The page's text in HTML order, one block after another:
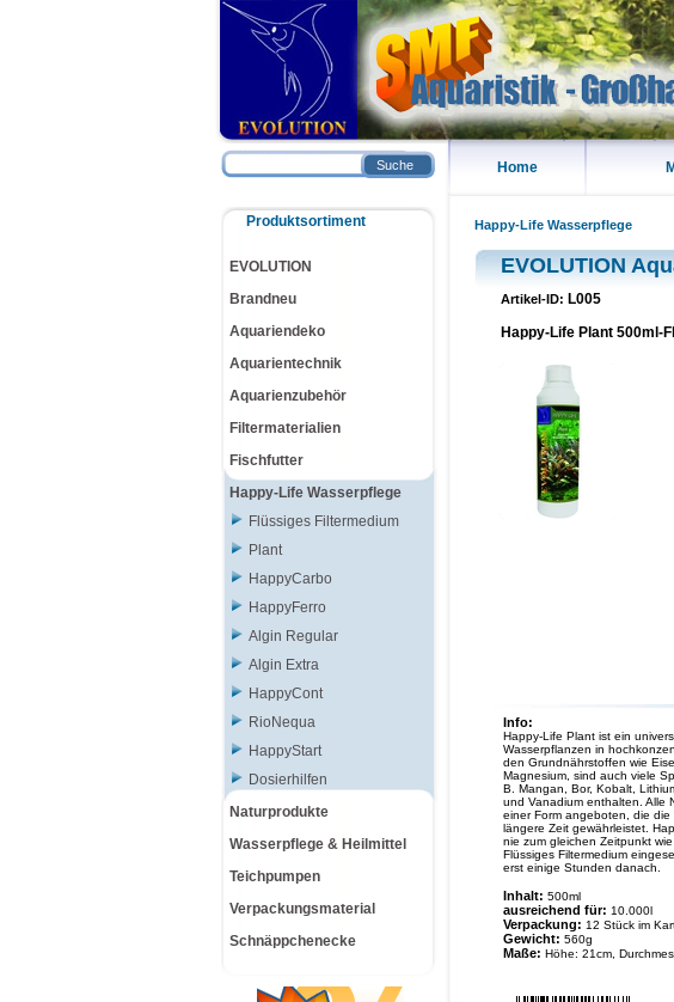
Home
Happy-Life Wasserpflege
EVOLUTION
Artikel-ID: L005
Happy-Life Plant 500ml-
Info:
Happy-Life Plant ist ein
Wasserpflanzen in
den Grundnährstoffen wie
Magnesium, sind auch viele
B. Mangan, Bor, Kobalt,
und Vanadium enthalten. Alle
einer Form angeboten, die die
längere Zeit gewährleistet.
nie zum gleichen Zeitpunkt
Flüssiges Filtermedium
erst einige Stunden danach.
Inhalt: 500ml
ausreichend für: 10.000l
Verpackung: 12 Stück im
Gewicht: 560g
Maße: Höhe: 21cm,
Suche
Produktsortiment
EVOLUTION
Brandneu
Aquariendeko
Aquarientechnik
Aquarienzubehör
Filtermaterialien
Fischfutter
Happy-Life Wasserpflege
Flüssiges Filtermedium
Plant
HappyCarbo
HappyFerro
Algin Regular
Algin Extra
HappyCont
RioNequa
HappyStart
Dosierhilfen
Naturprodukte
Wasserpflege & Heilmittel
Teichpumpen
Verpackungsmaterial
Schnäppchenecke